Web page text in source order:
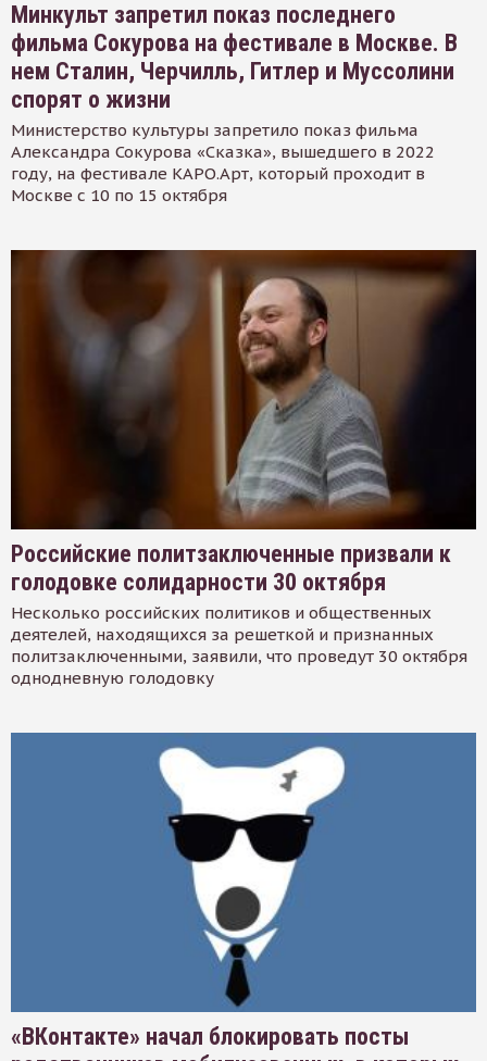
Минкульт запретил показ последнего
фильма Сокурова на фестивале в Москве. В
нем Сталин, Черчилль, Гитлер и Муссолини
спорят о жизни
Министерство культуры запретило показ фильма
Александра Сокурова «Сказка», вышедшего в 2022
году, на фестивале КАРО.Арт, который проходит в
Москве с 10 по 15 октября
Российские политзаключенные призвали к
голодовке солидарности 30 октября
Несколько российских политиков и общественных
деятелей, находящихся за решеткой и признанных
политзаключенными, заявили, что проведут 30 октября
однодневную голодовку
«ВКонтакте» начал блокировать посты